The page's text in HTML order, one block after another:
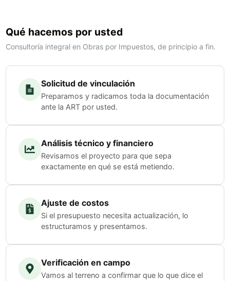
Qué hacemos por usted
Consultoría integral en Obras por Impuestos, de principio a fin.
Solicitud de vinculación
Preparamos y radicamos toda la documentación
ante la ART por usted.
Análisis técnico y financiero
Revisamos el proyecto para que sepa
exactamente en qué se está metiendo.
Ajuste de costos
Si el presupuesto necesita actualización, lo
estructuramos y presentamos.
Verificación en campo
Vamos al terreno a confirmar que lo que dice el